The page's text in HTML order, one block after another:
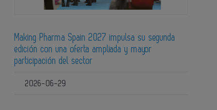
Making Pharma Spain 2027 impulsa su segunda
edición con una oferta ampliada y mayor
participación del sector
2026-06-29